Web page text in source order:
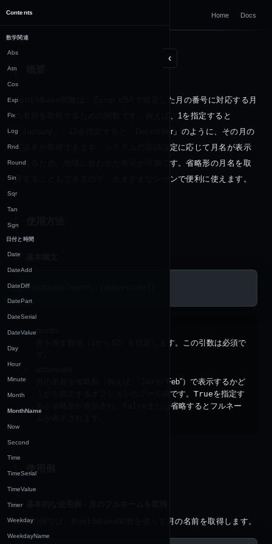
Home Docs
‹
Contents
数学関連
Abs
Atn
Cos
Exp
Fix
Log
Rnd
Round
Sin
Sqr
Tan
Sgn
日付と時間
Date
DateAdd
DateDiff
DatePart
DateSerial
DateValue
Day
Hour
Minute
Month
MonthName
Now
Second
Time
TimeSerial
TimeValue
Timer
Weekday
WeekdayName
MonthName
関数は、Excel VBAで指定した月の番号に対応する月
の名前を取得するための関数です。例えば、1を指定すると
「January」、12を指定すると「December」のように、その月の
英語名が取得できます。システムの言語設定に応じて月名が表示
されるため、地域に合わせた表示が可能です。省略形の月名を取
得することもできるので、さまざまなシーンで便利に使えます。
MonthName(month, [abbreviate])
月を表す数値（1から12）を指定します。この引数は必須で
月の名前を省略形（例えば、“Jan”や”Feb”）で表示するかど
うかを指定するオプションのブール値です。Trueを指定す
または省略するとフルネー
以下の例では、
関数を使って月の名前を取得します。